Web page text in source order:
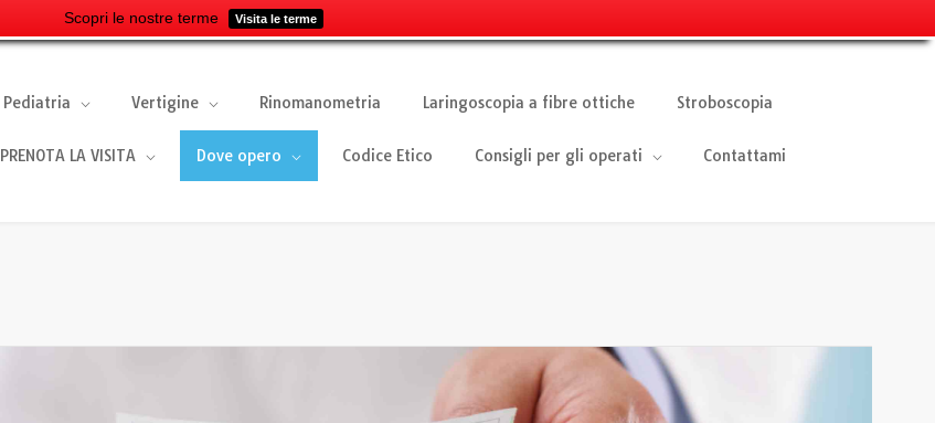
Scopri le nostre terme Visita le terme
Pediatria Vertigine Rinomanometria Laringoscopia a fibre ottiche Stroboscopia
PRENOTA LA VISITA Dove opero Codice Etico Consigli per gli operati Contattami